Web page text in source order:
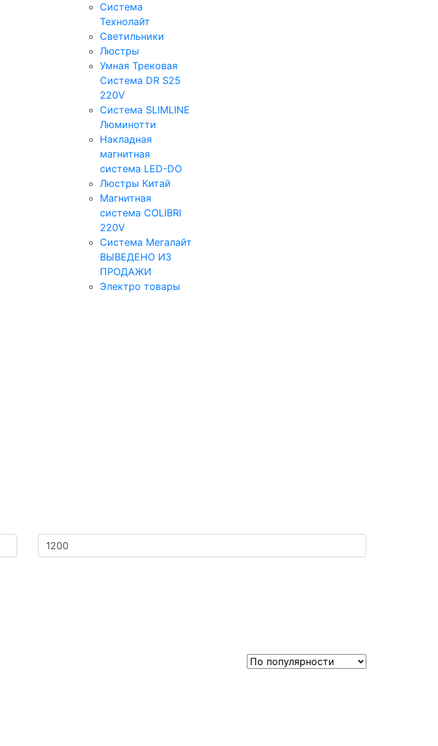
Система
Технолайт
Светильники
Люстры
Умная Трековая
Система DR S25
220V
Система SLIMLINE
Люминотти
Накладная
магнитная
система LED-DO
Люстры Китай
Магнитная
система COLIBRI
220V
Система Мегалайт
ВЫВЕДЕНО ИЗ
ПРОДАЖИ
Электро товары